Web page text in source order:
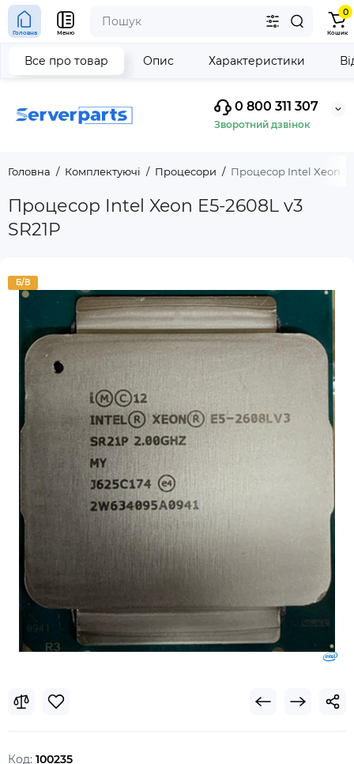
0 800 311 307
Зворотний дзвінок
Головна Меню
0
Кошик
Головна Комплектуючі Процесори Процесор Intel Xeon
Процесор Intel Xeon E5-2608L v3
SR21P
Все про товар Опис Характеристики
Б/В
Код: 100235